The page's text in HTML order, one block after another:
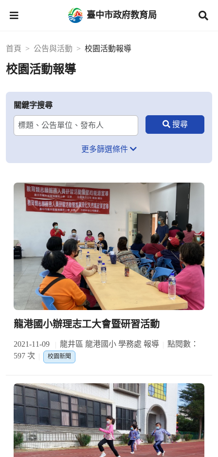
臺中市政府教育局
首頁 公告與活動 校園活動報導
校園活動報導
關鍵字搜尋
更多篩選條件
龍港國小辦理志工大會暨研習活動
2021-11-09 龍井區 龍港國小 學務處 報導
點閱數：
597 次
校園新聞